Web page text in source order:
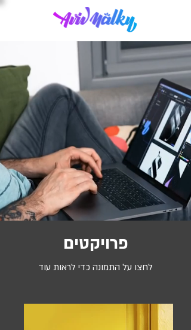
פרויקטים
לחצו על התמונה כדי לראות עוד